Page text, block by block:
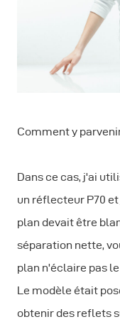
Comment y
Dans ce cas, j'ai
un réflecteur P70
plan devait être
séparation nette,
plan n'éclaire pas
Le modèle était
obtenir des reflets